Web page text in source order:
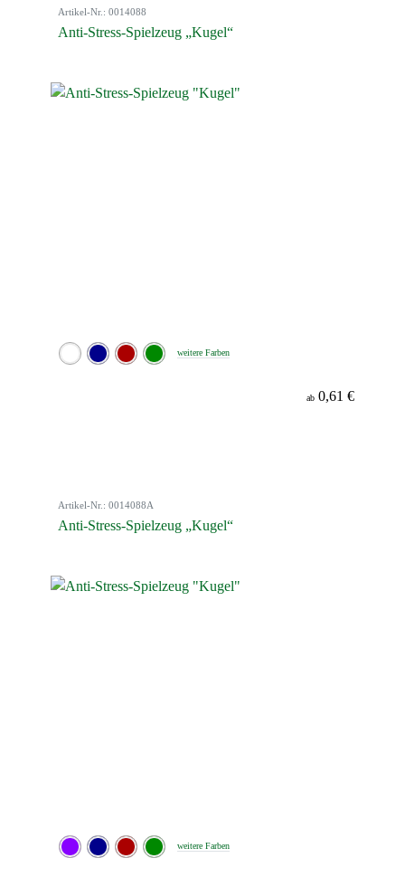
Artikel-Nr.: 0014088
Anti-Stress-Spielzeug „Kugel“
weitere Farben
ab 0,61 €
Artikel-Nr.: 0014088A
Anti-Stress-Spielzeug „Kugel“
weitere Farben